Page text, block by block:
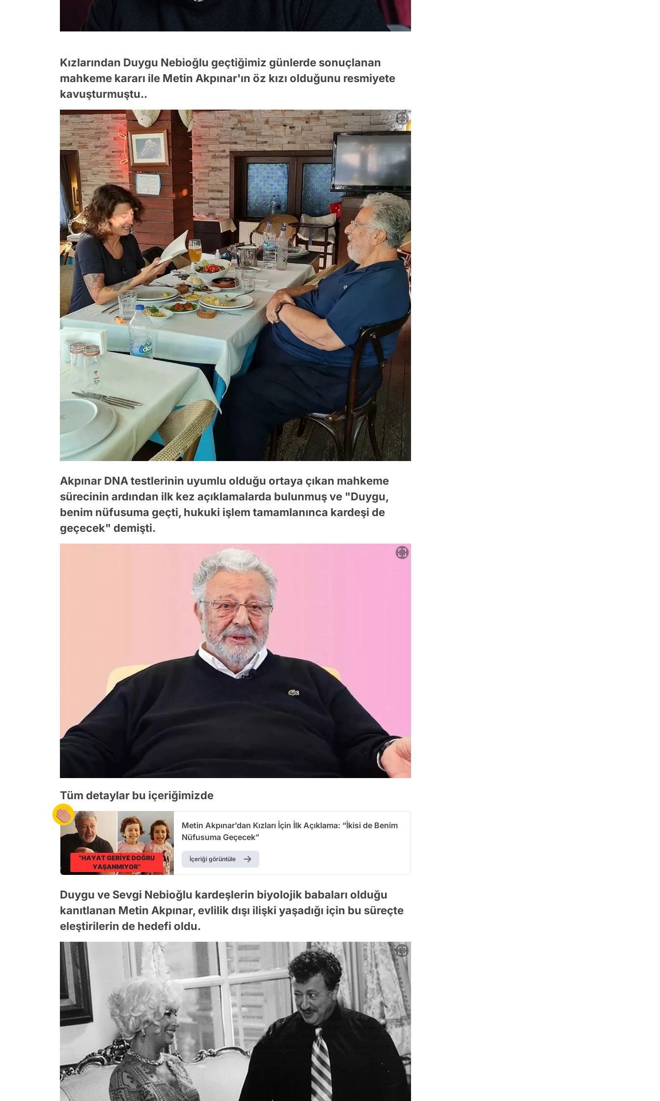
Kızlarından Duygu Nebioğlu geçtiğimiz günlerde sonuçlanan
mahkeme kararı ile Metin Akpınar'ın öz kızı olduğunu resmiyete
kavuşturmuştu..
Akpınar DNA testlerinin uyumlu olduğu ortaya çıkan mahkeme
sürecinin ardından ilk kez açıklamalarda bulunmuş ve "Duygu,
benim nüfusuma geçti, hukuki işlem tamamlanınca kardeşi de
geçecek" demişti.
Tüm detaylar bu içeriğimizde
Metin Akpınar’dan Kızları İçin İlk Açıklama: “İkisi de Benim
Nüfusuma Geçecek”
İçeriği görüntüle
Duygu ve Sevgi Nebioğlu kardeşlerin biyolojik babaları olduğu
kanıtlanan Metin Akpınar, evlilik dışı ilişki yaşadığı için bu süreçte
eleştirilerin de hedefi oldu.